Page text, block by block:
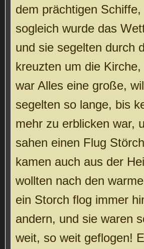
dem prächtigen Schiffe,
sogleich wurde das
und sie segelten durch
kreuzten um die Kirche,
war Alles eine große,
segelten so lange, bis
mehr zu erblicken war,
sahen einen Flug
kamen auch aus der
wollten nach den
ein Storch flog immer
andern, und sie waren
weit, so weit geflogen!